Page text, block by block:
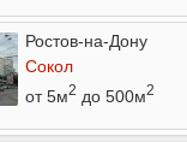
Ростов-на-Дону
Сокол
от 5м2 до 500м2